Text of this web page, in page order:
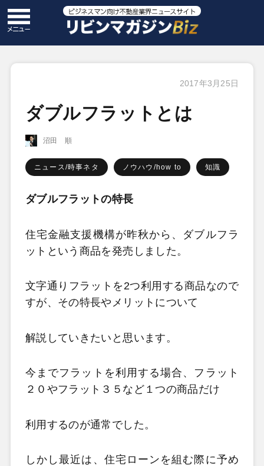
2017年3月25日
ダブルフラットとは
沼田 順
ニュース/時事ネタ ノウハウ/how to 知識
ダブルフラットの特長
住宅金融支援機構が昨秋から、ダブルフラ
ットという商品を発売しました。
文字通りフラットを2つ利用する商品なので
すが、その特長やメリットについて
解説していきたいと思います。
今までフラットを利用する場合、フラット
２０やフラット３５など１つの商品だけ
利用するのが通常でした。
しかし最近は、住宅ローンを組む際に予め